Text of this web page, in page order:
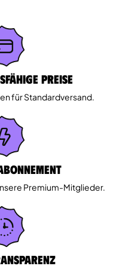
Preise
für Standardversand.
Premium-Mitglieder.